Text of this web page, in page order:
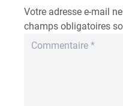
Votre adresse e-mail
champs obligatoires